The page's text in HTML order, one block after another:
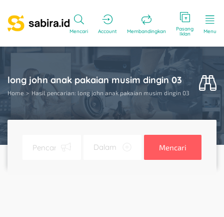
Mencari Account Membandingkan Pasang
Iklan Menu
long john anak pakaian musim dingin 03
Home Hasil pencarian: long john anak pakaian musim dingin 03
Mencari